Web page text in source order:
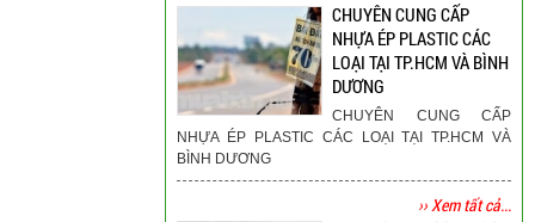
CHUYÊN CUNG CẤP
NHỰA ÉP PLASTIC CÁC
LOẠI TẠI TP.HCM VÀ BÌNH
DƯƠNG
CHUYÊN CUNG CẤP
NHỰA ÉP PLASTIC CÁC LOẠI TẠI TP.HCM VÀ
BÌNH DƯƠNG
›› Xem tất cả...